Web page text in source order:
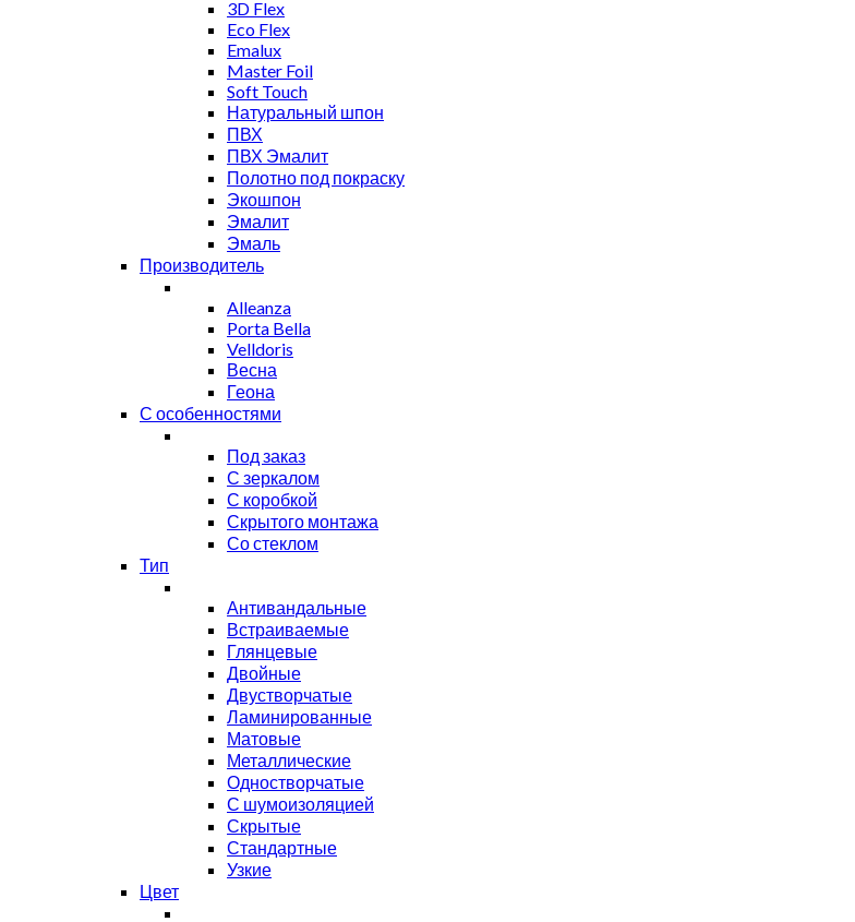
3D Flex
Eco Flex
Emalux
Master Foil
Soft Touch
Натуральный шпон
ПВХ
ПВХ Эмалит
Полотно под покраску
Экошпон
Эмалит
Эмаль
Производитель
Alleanza
Porta Bella
Velldoris
Весна
Геона
С особенностями
Под заказ
С зеркалом
С коробкой
Скрытого монтажа
Со стеклом
Тип
Антивандальные
Встраиваемые
Глянцевые
Двойные
Двустворчатые
Ламинированные
Матовые
Металлические
Одностворчатые
С шумоизоляцией
Скрытые
Стандартные
Узкие
Цвет